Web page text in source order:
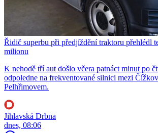
Řidič superbu při předjíždění traktoru přehlédl
milionu
K nehodě tří aut došlo včera patnáct minut po
odpoledne na frekventované silnici mezi
Pelhřimovem.
Jihlavská Drbna
dnes, 08:06